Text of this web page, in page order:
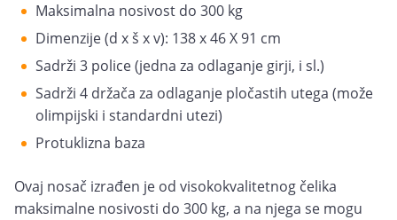
Maksimalna nosivost do 300 kg
Dimenzije (d x š x v): 138 x 46 X 91 cm
Sadrži 3 police (jedna za odlaganje girji, i sl.)
Sadrži 4 držača za odlaganje pločastih utega (može
olimpijski i standardni utezi)
Protuklizna baza
Ovaj nosač izrađen je od visokokvalitetnog čelika
maksimalne nosivosti do 300 kg, a na njega se mogu